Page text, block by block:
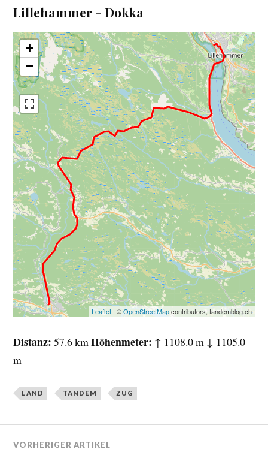
Lillehammer - Dokka
+
−
Leaflet| ©OpenStreetMapcontributors, tandemblog.ch
Distanz 57.6 km Höhenmeter ↑ 1108.0 m ↓ 1105.0
m
LAND TANDEM ZUG
VORHERIGER ARTIKEL